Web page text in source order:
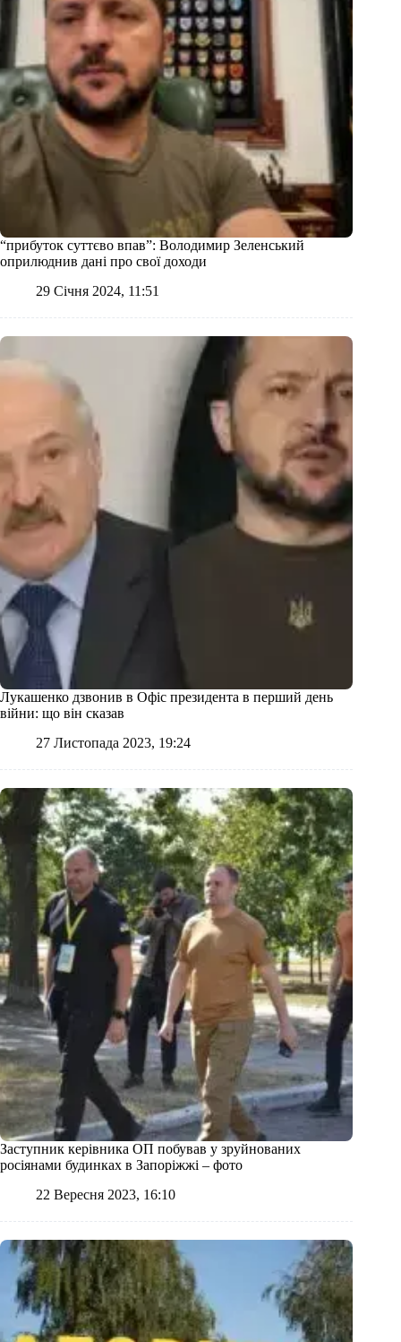
“прибуток суттєво впав”: Володимир Зеленський
оприлюднив дані про свої доходи
29 Січня 2024, 11:51
Лукашенко дзвонив в Офіс президента в перший день
війни: що він сказав
27 Листопада 2023, 19:24
Заступник керівника ОП побував у зруйнованих
росіянами будинках в Запоріжжі – фото
22 Вересня 2023, 16:10